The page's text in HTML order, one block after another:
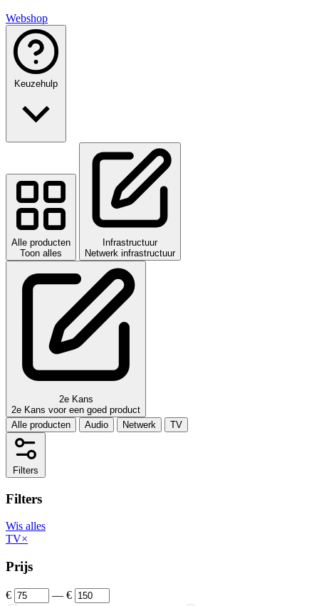
Webshop
Keuzehulp
Alle producten
Toon alles
Infrastructuur
Netwerk infrastructuur
2e Kans
2e Kans voor een goed product
Alle producten
Audio Netwerk TV
Filters
Filters
Wis alles
TV×
Prijs
€ — €